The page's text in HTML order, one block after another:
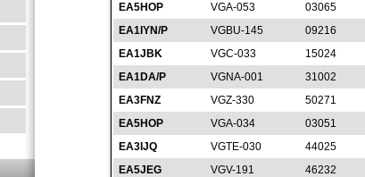
EA5HOP
VGA-053 03065
EA1IYN/P
VGBU-145 09216
EA1JBK
VGC-033 15024
EA1DA/P
VGNA-001 31002
EA3FNZ
VGZ-330 50271
EA5HOP
VGA-034 03051
EA3IJQ
VGTE-030 44025
EA5JEG
VGV-191 46232